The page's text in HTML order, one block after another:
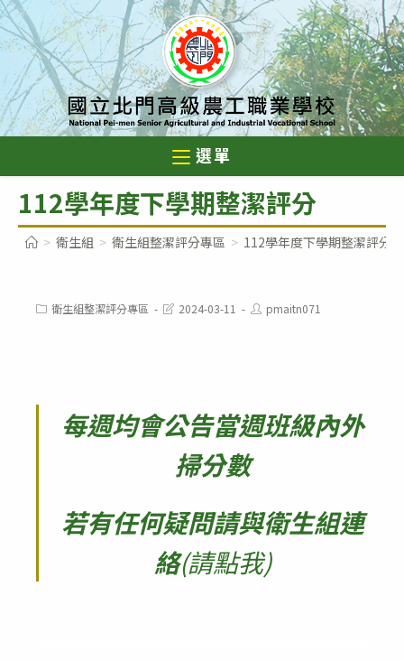
跳
轉
主
要
內
選單
112學年度下學期整潔評分
> 衛生組 > 衛生組整潔評分專區 > 112學年度下學期整潔評分
Post衛生組整潔評分專區
Post2024-03-11
Post
author:
pmaitn071
每週均會公告當週班級內外
掃分數
若有任何疑問請與衛生組連
絡(請點我)